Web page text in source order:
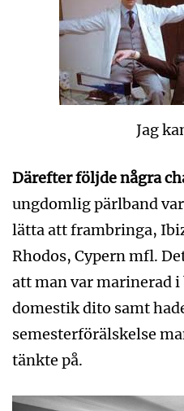
Jag
Därefter följde några
ungdomlig pärlband
lätta att frambringa,
Rhodos, Cypern mfl.
att man var marinerad
domestik dito samt
semesterförälskelse
tänkte på.